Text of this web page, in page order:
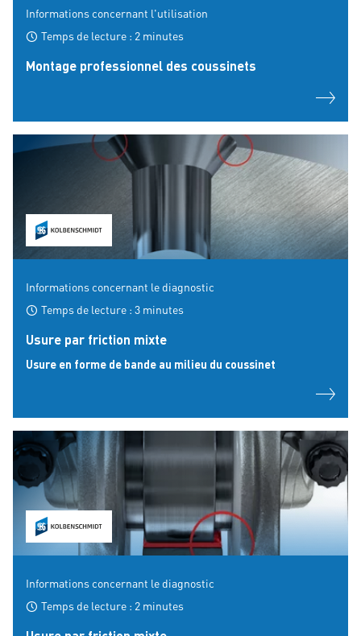
Informations concernant l'utilisation
Temps de lecture : 2 minutes
Montage professionnel des coussinets
Informations concernant le diagnostic
Temps de lecture : 3 minutes
Usure par friction mixte
Usure en forme de bande au milieu du coussinet
Informations concernant le diagnostic
Temps de lecture : 2 minutes